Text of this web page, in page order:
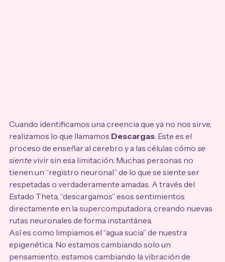
Cuando identificamos una creencia que ya no nos sirve,
realizamos lo que llamamos Descargas . Este es el
proceso de enseñar al cerebro y a las células cómo se
siente vivir sin esa limitación. Muchas personas no
tienen un “registro neuronal” de lo que se siente ser
respetadas o verdaderamente amadas. A través del
Estado Theta, “descargamos” esos sentimientos
directamente en la supercomputadora, creando nuevas
rutas neuronales de forma instantánea.
Así es como limpiamos el “agua sucia” de nuestra
epigenética. No estamos cambiando solo un
pensamiento; estamos cambiando la vibración de